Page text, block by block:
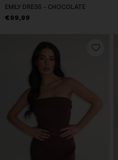
EMILY DRESS - CHOCOLATE
€99,99